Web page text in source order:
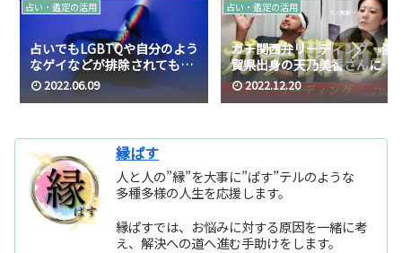
占い・鑑定の活用
占いでもLGBTQや自分のよう
なゲイなどが排除されてもい
るという話
2022.06.09
占い・鑑定の活用
ガチ関西弁リーディング・滋
賀県出身の天乃美香さんに関
西弁でタロット占いを…
2022.12.20
縁ぱす
人と人の”縁”を大事に”ぱす”テルのような
多種多様の人生を応援します。
縁ぱすでは、お悩みに対する原因を一緒に考
え、解決への道へ進む手助けをします。